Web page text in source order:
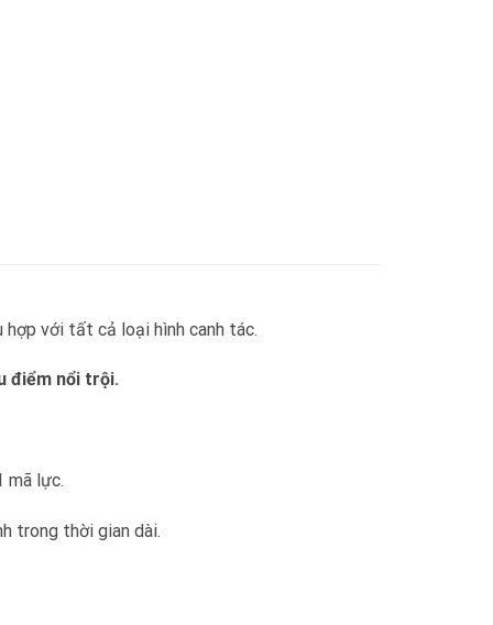
hợp với tất cả loại hình canh tác.
điểm nổi trội.
mã lực.
trong thời gian dài.